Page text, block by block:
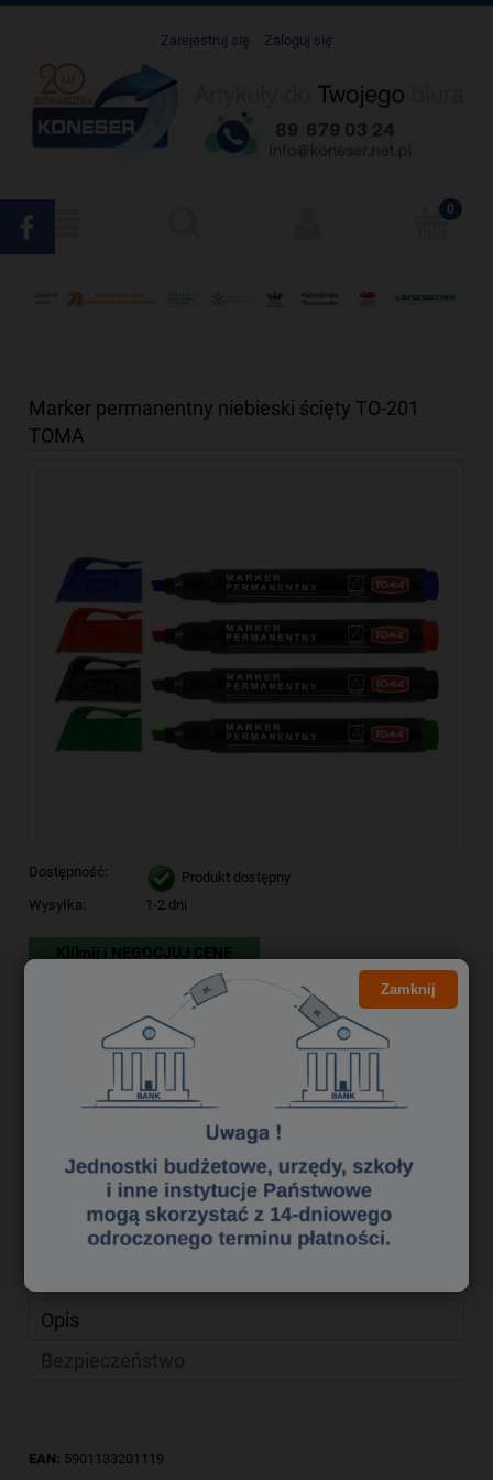
Zarejestruj się Zaloguj się
Marker permanentny niebieski ścięty TO-201
TOMA
Dostępność:
Produkt dostępny
Wysyłka:
1-2 dni
Kliknij i NEGOCJUJ CENĘ
1,99 zł
do koszyka
Producent:
zapytaj o produkt
poleć znajomemu
Opis
EAN: 5901133201119
Zamknij